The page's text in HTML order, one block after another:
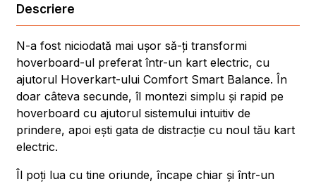
Descriere
N-a fost niciodată mai ușor să-ți transformi
hoverboard-ul preferat într-un kart electric, cu
ajutorul Hoverkart-ului Comfort Smart Balance. În
doar câteva secunde, îl montezi simplu și rapid pe
hoverboard cu ajutorul sistemului intuitiv de
prindere, apoi ești gata de distracție cu noul tău kart
electric.
Îl poți lua cu tine oriunde, încape chiar și într-un